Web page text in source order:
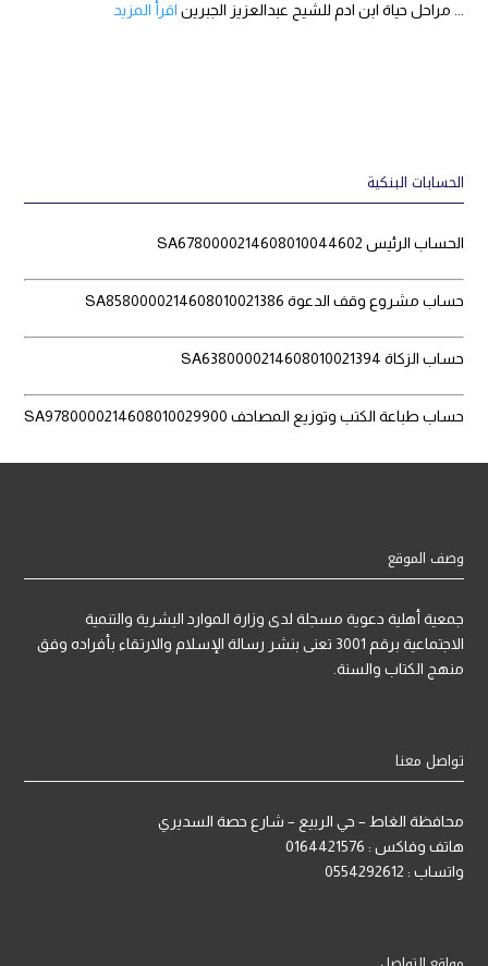
... مراحل حياة ابن ادم للشيح عبدالعزيز الجبرين اقرأ المزيد
الحسابات البنكية
الحساب الرئيس SA6780000214608010044602
حساب مشروع وقف الدعوة SA8580000214608010021386
حساب الزكاة SA6380000214608010021394
حساب طباعة الكتب وتوزيع المصاحف SA9780000214608010029900
وصف الموقع
جمعية أهلية دعوية مسجلة لدى وزارة الموارد البشرية والتنمية
الاجتماعية برقم 3001 تعنى بنشر رسالة الإسلام والارتقاء بأفراده وفق
منهج الكتاب والسنة.
تواصل معنا
محافظة الغاط – حي الربيع – شارع حصة السديري
هاتف وفاكس : 0164421576
واتساب : 0554292612